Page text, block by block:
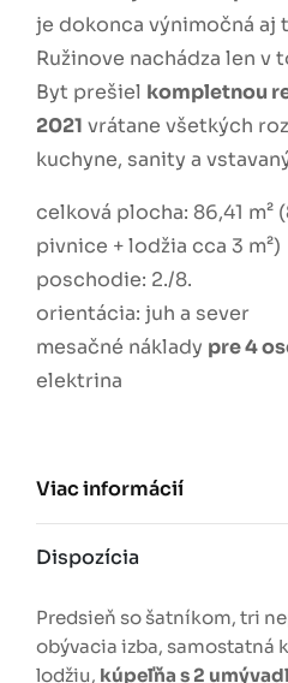
je dokonca výnimočná aj
Ružinove nachádza len
Byt prešiel kompletnou
2021 vrátane všetkých
kuchyne, sanity a
celková plocha: 86,41 m²
pivnice + lodžia cca 3 m²)
poschodie: 2./8.
orientácia: juh a sever
mesačné náklady pre 4
elektrina
Viac informácií
Dispozícia
Predsieň so šatníkom, tri
obývacia izba, samostatná
lodžiu, kúpeľňa s 2